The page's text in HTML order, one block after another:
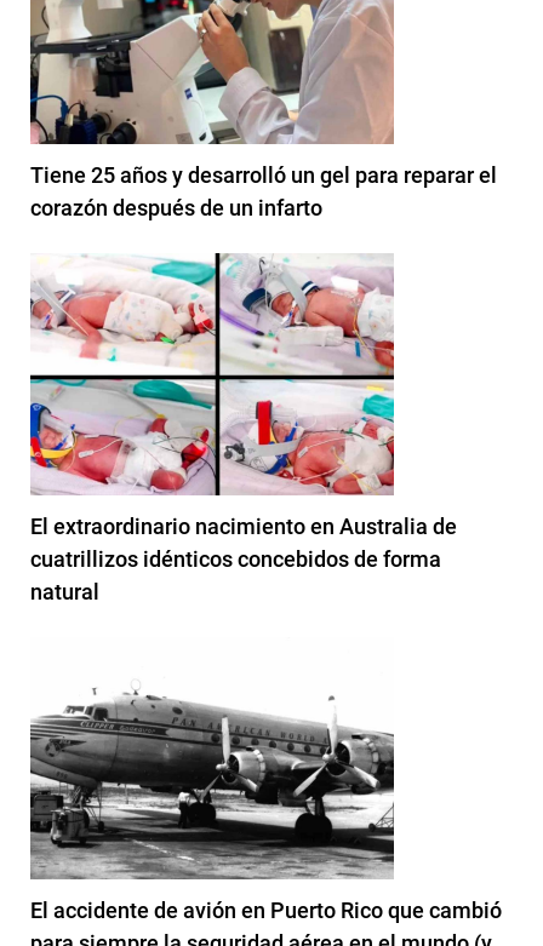
Tiene 25 años y desarrolló un gel para reparar el
corazón después de un infarto
El extraordinario nacimiento en Australia de
cuatrillizos idénticos concebidos de forma
natural
El accidente de avión en Puerto Rico que cambió